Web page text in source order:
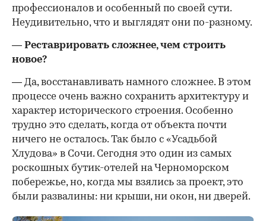
профессионалов и особенный по своей сути.
Неудивительно, что и выглядят они по-разному.
— Реставрировать сложнее, чем строить
новое?
— Да, восстанавливать намного сложнее. В этом
процессе очень важно сохранить архитектуру и
характер исторического строения. Особенно
трудно это сделать, когда от объекта почти
ничего не осталось. Так было с «Усадьбой
Хлудова» в Сочи. Сегодня это один из самых
роскошных бутик-отелей на Черноморском
побережье, но, когда мы взялись за проект, это
были развалины: ни крыши, ни окон, ни дверей.